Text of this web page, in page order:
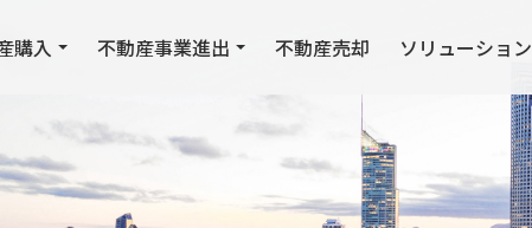
購入 不動産事業進出 不動産売却 ソリューション